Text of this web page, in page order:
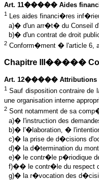
Art. 11����� Aides
1 Les aides financi�res
a)� d'un arr�t� du Conseil
b)� d'un contrat de droit
2 Conform�ment � l'article 6,
Chapitre III�����
Art. 12����� Attributions
1 Sauf disposition contraire
une organisation interne
2 Sont notamment de sa
a)� l'instruction des
b)� l'�laboration, �
c)� la prise de d�cisions
d)� la d�termination du
e)� le contr�le p�riodique
f)�� le contr�le du respect
g)� la r�vocation des